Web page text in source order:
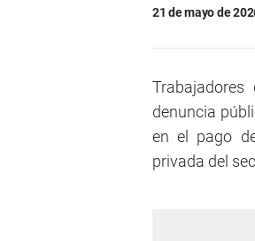
21 de mayo de
denuncia
en el pago
privada del